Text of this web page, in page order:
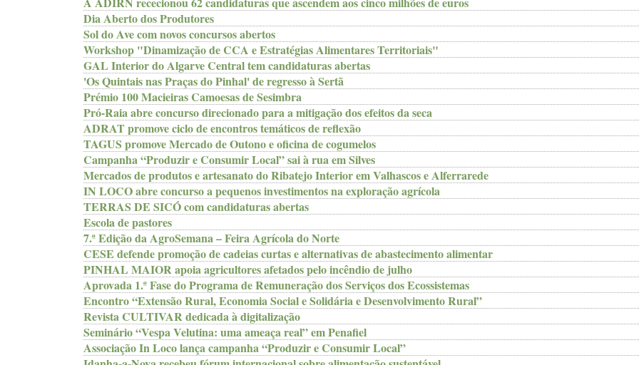
Dia Aberto dos Produtores
Sol do Ave com novos concursos abertos
Workshop "Dinamização de CCA e Estratégias Alimentares Territoriais"
GAL Interior do Algarve Central tem candidaturas abertas
'Os Quintais nas Praças do Pinhal' de regresso à Sertã
Prémio 100 Macieiras Camoesas de Sesimbra
Pró-Raia abre concurso direcionado para a mitigação dos efeitos da seca
ADRAT promove ciclo de encontros temáticos de reflexão
TAGUS promove Mercado de Outono e oficina de cogumelos
Campanha “Produzir e Consumir Local” sai à rua em Silves
Mercados de produtos e artesanato do Ribatejo Interior em Valhascos e Alferrarede
IN LOCO abre concurso a pequenos investimentos na exploração agrícola
TERRAS DE SICÓ com candidaturas abertas
Escola de pastores
7.ª Edição da AgroSemana – Feira Agrícola do Norte
CESE defende promoção de cadeias curtas e alternativas de abastecimento alimentar
PINHAL MAIOR apoia agricultores afetados pelo incêndio de julho
Aprovada 1.ª Fase do Programa de Remuneração dos Serviços dos Ecossistemas
Encontro “Extensão Rural, Economia Social e Solidária e Desenvolvimento Rural”
Revista CULTIVAR dedicada à digitalização
Seminário “Vespa Velutina: uma ameaça real” em Penafiel
Associação In Loco lança campanha “Produzir e Consumir Local”